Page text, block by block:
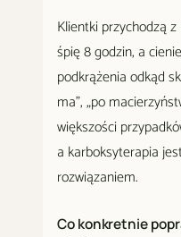
Klientki przychodzą
śpię 8 godzin, a
podkrążenia odkąd
ma", „po
większości
a karboksyterapia
rozwiązaniem.
Co konkretnie